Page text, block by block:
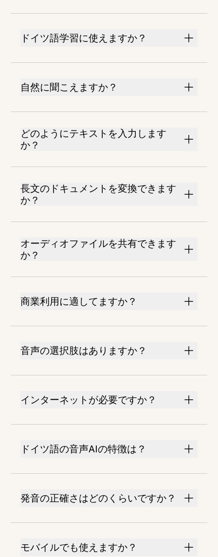
ドイツ語学習に使えますか？
自然に聞こえますか？
どのようにテキストを入力します
か？
長文のドキュメントを変換できます
か？
オーディオファイルを共有できます
か？
商業利用に適してますか？
音声の選択肢はありますか？
インターネットが必要ですか？
ドイツ語の音声AIの特徴は？
発音の正確さはどのくらいですか？
モバイルでも使えますか？